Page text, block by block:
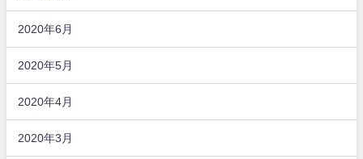
2020年6月
2020年5月
2020年4月
2020年3月